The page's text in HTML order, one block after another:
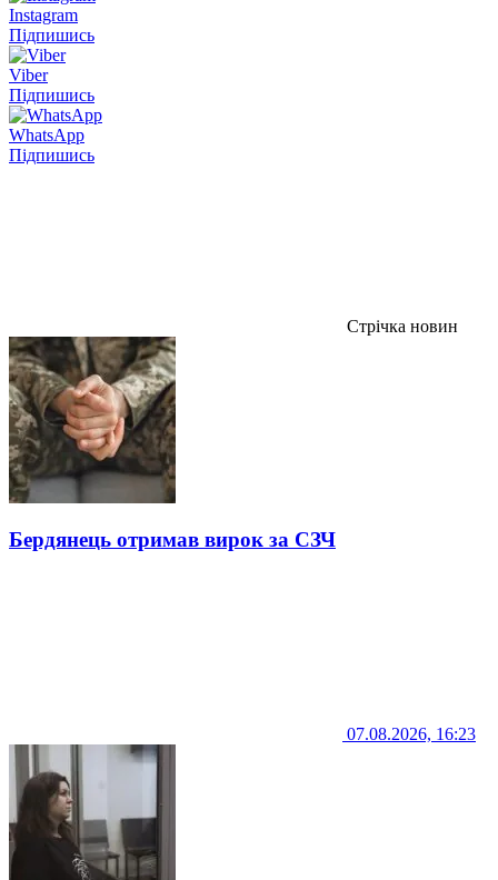
Instagram
Підпишись
Viber
Підпишись
WhatsApp
Підпишись
Стрічка новин
Бердянець отримав вирок за СЗЧ
07.08.2026, 16:23